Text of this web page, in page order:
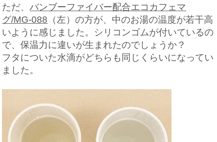
ただ、バンブーファイバー配合エコカフェマ
グ/MG-088 （左）の方が、中のお湯の温度が若干高
いように感じました。シリコンゴムが付いているの
で、保温力に違いが生まれたのでしょうか？
フタについた水滴がどちらも同じくらいになってい
ました。